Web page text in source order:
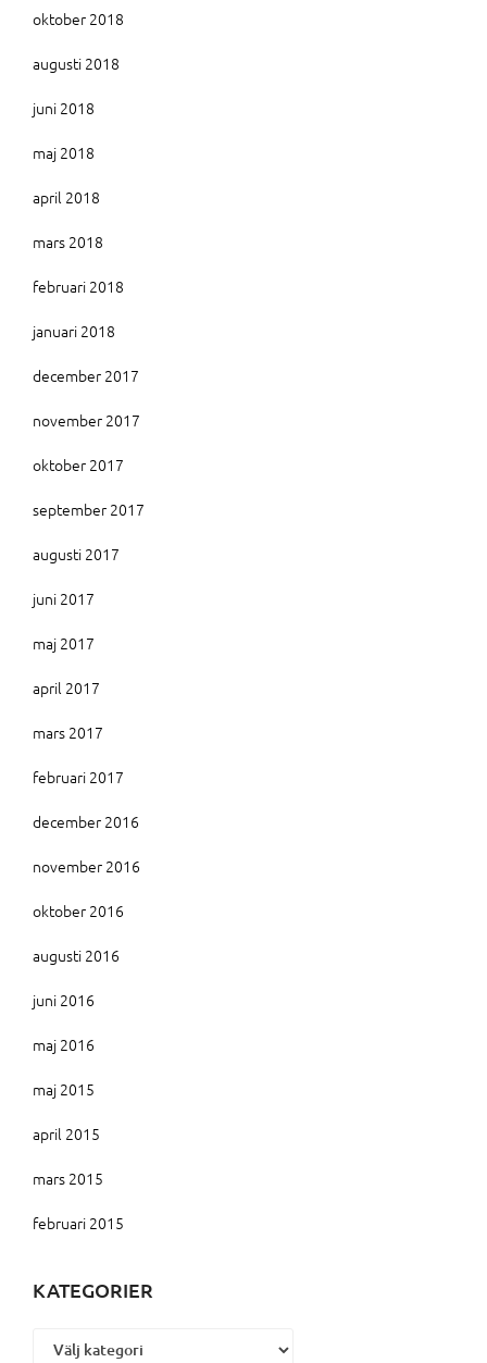
oktober 2018
augusti 2018
juni 2018
maj 2018
april 2018
mars 2018
februari 2018
januari 2018
december 2017
november 2017
oktober 2017
september 2017
augusti 2017
juni 2017
maj 2017
april 2017
mars 2017
februari 2017
december 2016
november 2016
oktober 2016
augusti 2016
juni 2016
maj 2016
maj 2015
april 2015
mars 2015
februari 2015
KATEGORIER
Kategorier